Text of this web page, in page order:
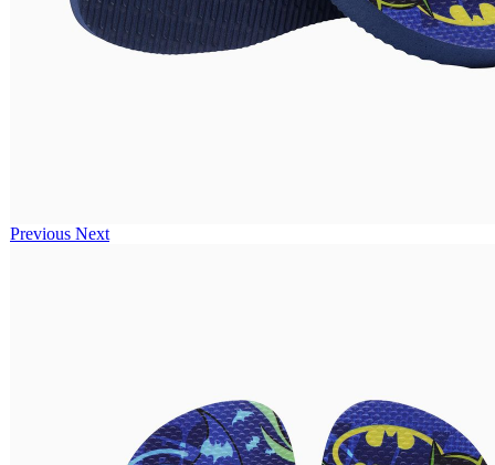
Previous Next